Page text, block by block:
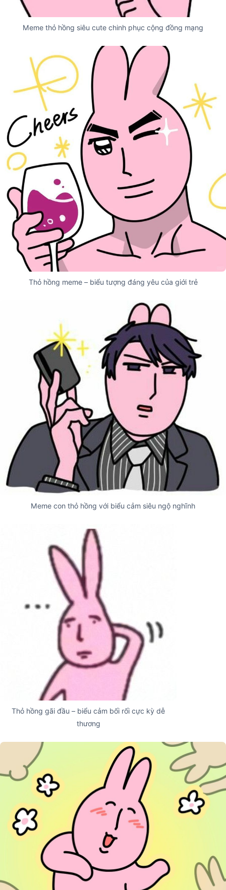
Meme thỏ hồng siêu cute chinh phục cộng đồng mạng
Thỏ hồng meme – biểu tượng đáng yêu của giới trẻ
Meme con thỏ hồng với biểu cảm siêu ngộ nghĩnh
Thỏ hồng gãi đầu – biểu cảm bối rối cực kỳ dễ
thương